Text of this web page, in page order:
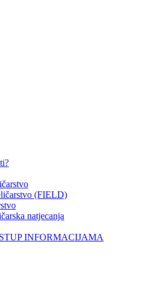
(FIELD)
natjecanja
INFORMACIJAMA